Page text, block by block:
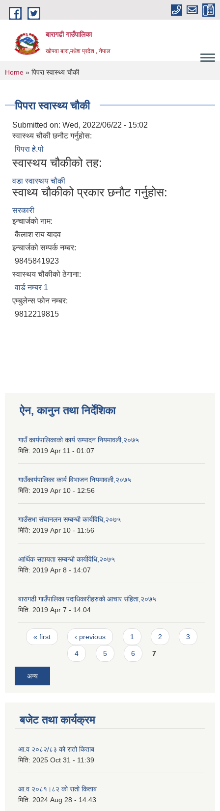
Skip to main content
बारागढी गाउँपालिका
खोपवा बारा,मधेश प्रदेश , नेपाल
You are here
Home » पिपरा स्वास्थ्य चौकी
पिपरा स्वास्थ्य चौकी
Submitted on: Wed, 2022/06/22 - 15:02
स्वास्थ्य चौकी छनौट गर्नुहोस:
पिपरा हे.पो
स्वास्थय चौकीको तह:
वडा स्वास्थय चौकी
स्वाथ्य चौकीको प्रकार छनौट गर्नुहोस:
सरकारी
इन्चार्जको नाम:
कैलाश राय यादव
इन्चार्जको सम्पर्क नम्बर:
9845841923
स्वास्थय चौकीको ठेगाना:
वार्ड नम्बर 1
एम्बुलेन्स फोन नम्बर:
9812219815
ऐन, कानुन तथा निर्देशिका
गाउँ कार्यपालिकाको कार्य सम्पादन नियमावली,२०७५
मिति: 2019 Apr 11 - 01:07
गाउँकार्यपालिका कार्य विभाजन नियमावली,२०७५
मिति: 2019 Apr 10 - 12:56
गाउँसभा संचानलन सम्बन्धी कार्यविधि,२०७५
मिति: 2019 Apr 10 - 11:56
आर्थिक सहायता सम्बन्धी कार्यविधि,२०७५
मिति: 2019 Apr 8 - 14:07
बारागढी गाउँपालिका पदाधिकारीहरुको आचार संहिता,२०७५
मिति: 2019 Apr 7 - 14:04
Pages
« first ‹ previous 1 2 3
4 5 6 7
अन्य
बजेट तथा कार्यक्रम
आ.व २०८२/८३ को रातो किताब
मिति: 2025 Oct 31 - 11:39
आ.व २०८१।८२ को रातो किताब
मिति: 2024 Aug 28 - 14:43